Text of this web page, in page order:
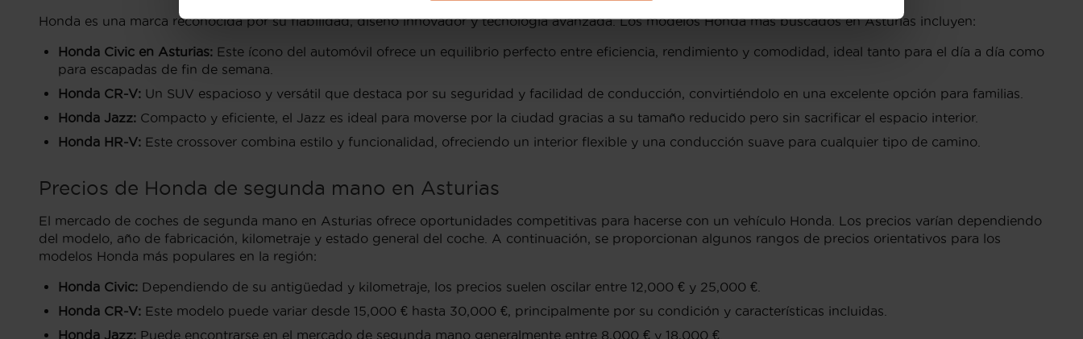
Honda es una marca reconocida por su fiabilidad, diseño innovador y tecnología avanzada. Los modelos Honda más buscados en Asturias incluyen:
Honda Civic en Asturias: Este ícono del automóvil ofrece un equilibrio perfecto entre eficiencia, rendimiento y comodidad, ideal tanto para el día a día como
para escapadas de fin de semana.
Honda CR-V: Un SUV espacioso y versátil que destaca por su seguridad y facilidad de conducción, convirtiéndolo en una excelente opción para familias.
Honda Jazz: Compacto y eficiente, el Jazz es ideal para moverse por la ciudad gracias a su tamaño reducido pero sin sacrificar el espacio interior.
Honda HR-V: Este crossover combina estilo y funcionalidad, ofreciendo un interior flexible y una conducción suave para cualquier tipo de camino.
Precios de Honda de segunda mano en Asturias
El mercado de coches de segunda mano en Asturias ofrece oportunidades competitivas para hacerse con un vehículo Honda. Los precios varían dependiendo
del modelo, año de fabricación, kilometraje y estado general del coche. A continuación, se proporcionan algunos rangos de precios orientativos para los
modelos Honda más populares en la región:
Honda Civic: Dependiendo de su antigüedad y kilometraje, los precios suelen oscilar entre 12,000 € y 25,000 €.
Honda CR-V: Este modelo puede variar desde 15,000 € hasta 30,000 €, principalmente por su condición y características incluidas.
Honda Jazz: Puede encontrarse en el mercado de segunda mano generalmente entre 8,000 € y 18,000 €.